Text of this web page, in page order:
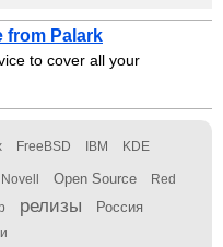
from Palark
to cover all your
FreeBSD IBM KDE
Novell Open Source Red
релизы Россия